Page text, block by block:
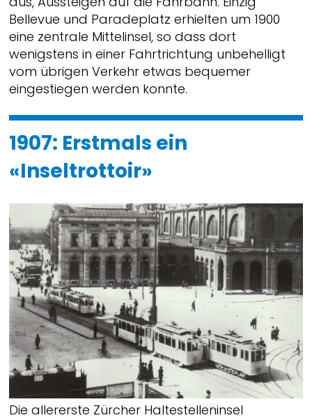
Bellevue und Paradeplatz erhielten um 1900
eine zentrale Mittelinsel, so dass dort
wenigstens in einer Fahrtrichtung unbehelligt
vom übrigen Verkehr etwas bequemer
eingestiegen werden konnte.
1907: Erstmals ein
«Inseltrottoir»
Die allererste Zürcher Haltestelleninsel